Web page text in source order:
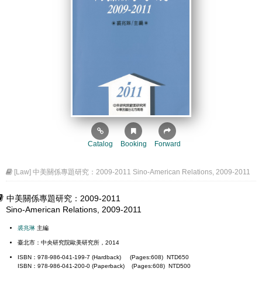
Catalog Booking Forward
[Law] 中美關係專題研究：2009-2011 Sino-American Relations, 2009-2011
中美關係專題研究：2009-2011
Sino-American Relations, 2009-2011
裘兆琳 主編
臺北市：中央研究院歐美研究所，2014
ISBN：978-986-041-199-7 (Hardback) (Pages:608) NTD650
ISBN：978-986-041-200-0 (Paperback) (Pages:608) NTD500